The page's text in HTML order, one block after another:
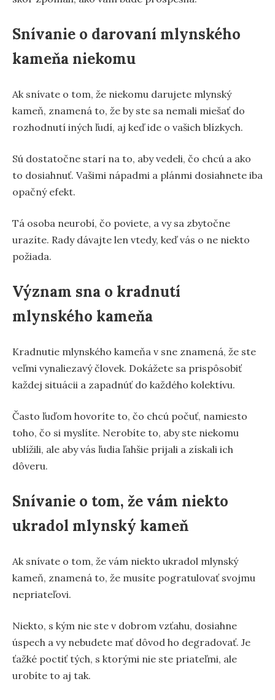
Snívanie o darovaní mlynského
kameňa niekomu
Ak snívate o tom, že niekomu darujete mlynský
kameň, znamená to, že by ste sa nemali miešať do
rozhodnutí iných ľudí, aj keď ide o vašich blízkych.
Sú dostatočne starí na to, aby vedeli, čo chcú a ako
to dosiahnuť. Vašimi nápadmi a plánmi dosiahnete iba
opačný efekt.
Tá osoba neurobí, čo poviete, a vy sa zbytočne
urazíte. Rady dávajte len vtedy, keď vás o ne niekto
požiada.
Význam sna o kradnutí
mlynského kameňa
Kradnutie mlynského kameňa v sne znamená, že ste
veľmi vynaliezavý človek. Dokážete sa prispôsobiť
každej situácii a zapadnúť do každého kolektívu.
Často ľuďom hovoríte to, čo chcú počuť, namiesto
toho, čo si myslíte. Nerobíte to, aby ste niekomu
ublížili, ale aby vás ľudia ľahšie prijali a získali ich
dôveru.
Snívanie o tom, že vám niekto
ukradol mlynský kameň
Ak snívate o tom, že vám niekto ukradol mlynský
kameň, znamená to, že musíte pogratulovať svojmu
nepriateľovi.
Niekto, s kým nie ste v dobrom vzťahu, dosiahne
úspech a vy nebudete mať dôvod ho degradovať. Je
ťažké poctiť tých, s ktorými nie ste priateľmi, ale
urobíte to aj tak.